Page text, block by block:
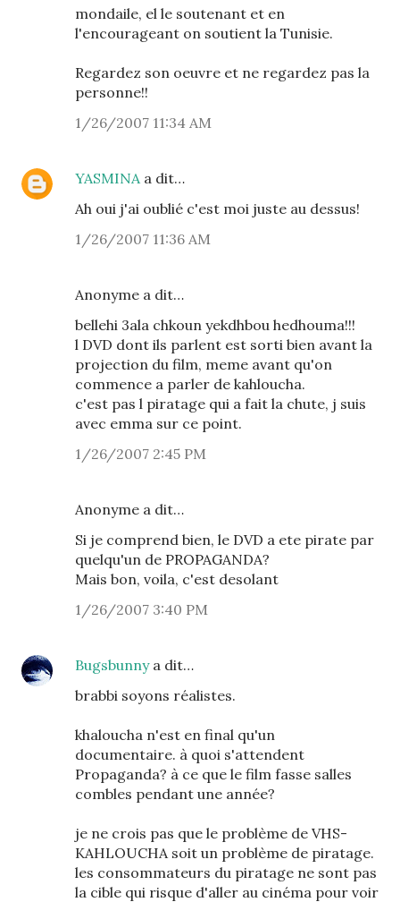
mondaile, el le soutenant et en
l'encourageant on soutient la Tunisie.
Regardez son oeuvre et ne regardez pas la
personne!!
1/26/2007 11:34 AM
YASMINAa dit…
Ah oui j'ai oublié c'est moi juste au dessus!
1/26/2007 11:36 AM
Anonyme a dit…
bellehi 3ala chkoun yekdhbou hedhouma!!!
l DVD dont ils parlent est sorti bien avant la
projection du film, meme avant qu'on
commence a parler de kahloucha.
c'est pas l piratage qui a fait la chute, j suis
avec emma sur ce point.
1/26/2007 2:45 PM
Anonyme a dit…
Si je comprend bien, le DVD a ete pirate par
quelqu'un de PROPAGANDA?
Mais bon, voila, c'est desolant
1/26/2007 3:40 PM
Bugsbunnya dit…
brabbi soyons réalistes.
khaloucha n'est en final qu'un
documentaire. à quoi s'attendent
Propaganda? à ce que le film fasse salles
combles pendant une année?
je ne crois pas que le problème de VHS-
KAHLOUCHA soit un problème de piratage.
les consommateurs du piratage ne sont pas
la cible qui risque d'aller au cinéma pour voir